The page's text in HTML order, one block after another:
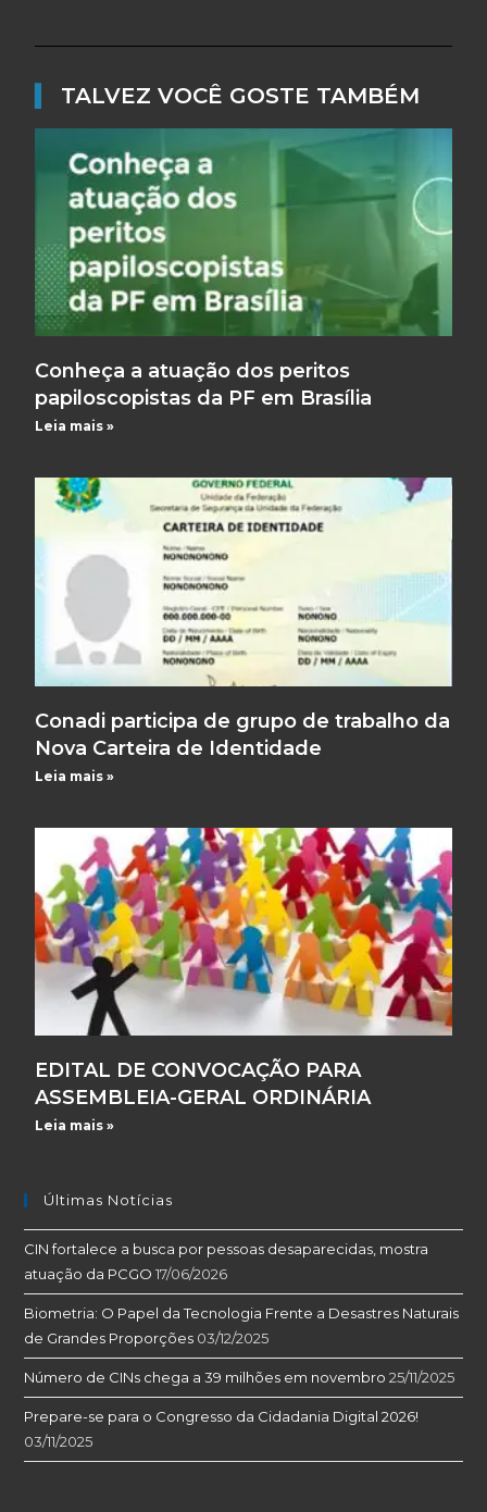
TALVEZ VOCÊ GOSTE TAMBÉM
Conheça a atuação dos peritos
papiloscopistas da PF em Brasília
Leia mais »
Conadi participa de grupo de trabalho da
Nova Carteira de Identidade
Leia mais »
EDITAL DE CONVOCAÇÃO PARA
ASSEMBLEIA-GERAL ORDINÁRIA
Leia mais »
Últimas Notícias
CIN fortalece a busca por pessoas desaparecidas, mostra
atuação da PCGO 17/06/2026
Biometria: O Papel da Tecnologia Frente a Desastres Naturais
de Grandes Proporções 03/12/2025
Número de CINs chega a 39 milhões em novembro 25/11/2025
Prepare-se para o Congresso da Cidadania Digital 2026!
03/11/2025